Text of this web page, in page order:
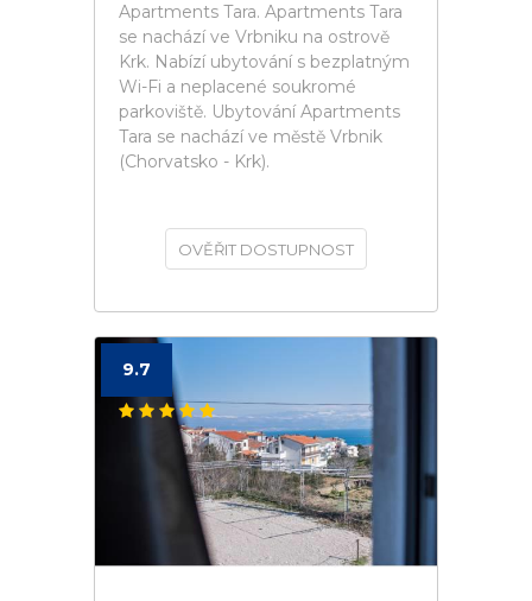
Apartments Tara. Apartments Tara
se nachází ve Vrbniku na ostrově
Krk. Nabízí ubytování s bezplatným
Wi-Fi a neplacené soukromé
parkoviště. Ubytování Apartments
Tara se nachází ve městě Vrbnik
(Chorvatsko - Krk).
OVĚŘIT DOSTUPNOST
9.7